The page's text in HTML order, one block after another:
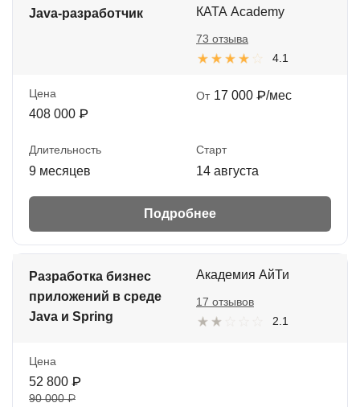
Java-разработчик КАТА Academy
4.1
73 отзыва
Цена
408 000 ₽
От 17 000 ₽/мес
Длительность
9 месяцев
Старт
14 августа
Подробнее
Разработка бизнес
приложений в среде
Java и Spring
Академия АйТи
2.1
17 отзывов
Цена
52 800 ₽
90 000 ₽